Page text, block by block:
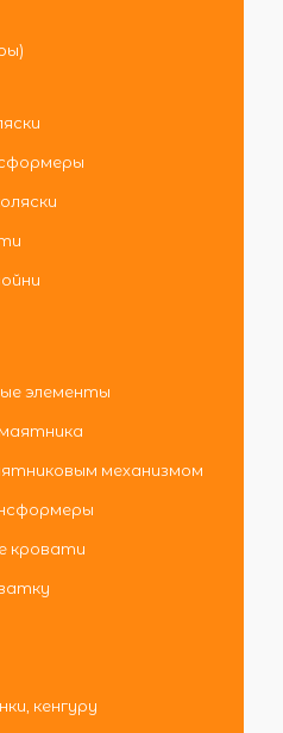
элементы
механизмом
кровати
кенгуру